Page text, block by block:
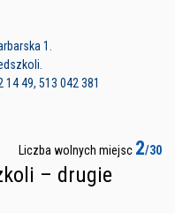
1.
49, 513 042 381
Liczba wolnych miejsc 2/30
– drugie